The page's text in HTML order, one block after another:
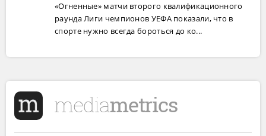
«Огненные» матчи второго квалификационного
раунда Лиги чемпионов УЕФА показали, что в
спорте нужно всегда бороться до ко...